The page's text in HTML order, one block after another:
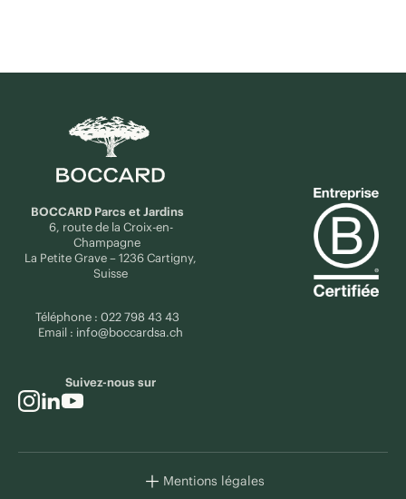
BOCCARD Parcs et Jardins
6, route de la Croix-en-
Champagne
La Petite Grave – 1236 Cartigny,
Suisse
Téléphone : 022 798 43 43
Email : info@boccardsa.ch
Suivez-nous sur
Mentions légales